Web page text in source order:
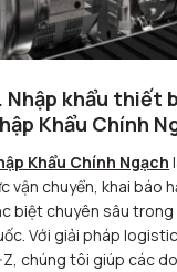
Nhập khẩu thiết
Khẩu Chính
Khẩu Chính Ngạch
vận chuyển, khai báo
biệt chuyên sâu
Với giải pháp
chúng tôi giúp các